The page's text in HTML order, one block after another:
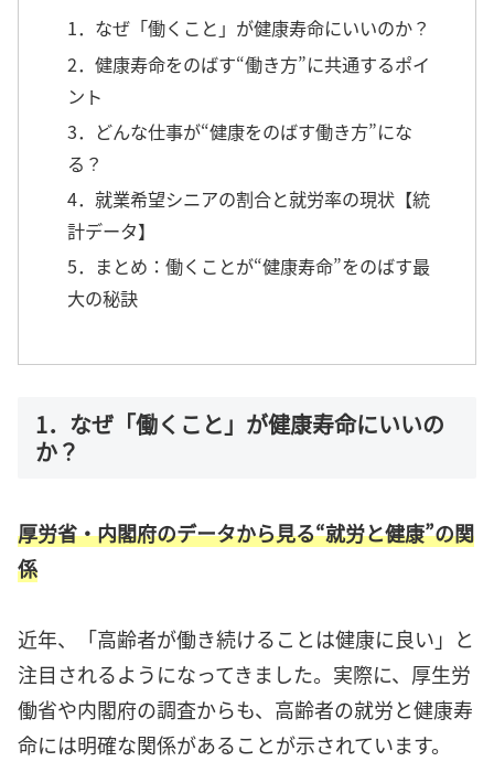
1．なぜ「働くこと」が健康寿命にいいのか？
2．健康寿命をのばす“働き方”に共通するポイ
ント
3．どんな仕事が“健康をのばす働き方”にな
る？
4．就業希望シニアの割合と就労率の現状【統
計データ】
5．まとめ：働くことが“健康寿命”をのばす最
大の秘訣
1．なぜ「働くこと」が健康寿命にいいの
か？
厚労省・内閣府のデータから見る“就労と健康”の関
係
近年、「高齢者が働き続けることは健康に良い」と
注目されるようになってきました。実際に、厚生労
働省や内閣府の調査からも、高齢者の就労と健康寿
命には明確な関係があることが示されています。